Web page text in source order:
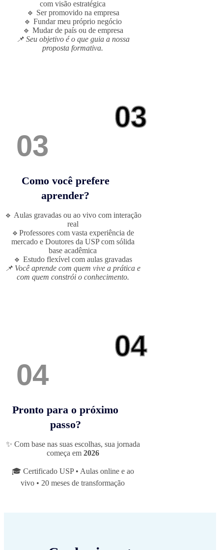
com visão estratégica
🔹 Ser promovido na empresa
🔹 Fundar meu próprio negócio
🔹 Mudar de país ou de empresa
📌 Seu objetivo é o que guia a nossa
proposta formativa.
03
03
Como você prefere
aprender?
🔹 Aulas gravadas ou ao vivo com interação
real
🔹Professores com vasta experiência de
mercado e Doutores da USP com sólida
base acadêmica
🔹 Estudo flexível com aulas gravadas
📌 Você aprende com quem vive a prática e
com quem constrói o conhecimento.
04
04
Pronto para o próximo
passo?
✨ Com base nas suas escolhas, sua jornada
começa em 2026
🎓 Certificado USP • Aulas online e ao
vivo • 20 meses de transformação